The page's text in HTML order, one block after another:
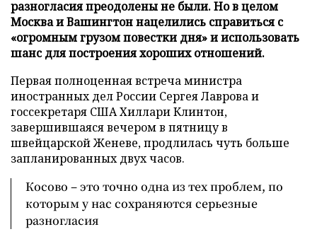
разногласия преодолены не были. Но в целом
Москва и Вашингтон нацелились справиться с
«огромным грузом повестки дня» и использовать
шанс для построения хороших отношений.
Первая полноценная встреча министра
иностранных дел России Сергея Лаврова и
госсекретаря США Хиллари Клинтон,
завершившаяся вечером в пятницу в
швейцарской Женеве, продлилась чуть больше
запланированных двух часов.
Косово – это точно одна из тех проблем, по
которым у нас сохраняются серьезные
разногласия